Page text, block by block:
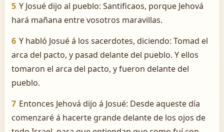
5 Y Josué dijo al pueblo: Santificaos, porque Jehová
hará mañana entre vosotros maravillas.
6 Y habló Josué á los sacerdotes, diciendo: Tomad el
arca del pacto, y pasad delante del pueblo. Y ellos
tomaron el arca del pacto, y fueron delante del
pueblo.
7 Entonces Jehová dijo á Josué: Desde aqueste día
comenzaré á hacerte grande delante de los ojos de